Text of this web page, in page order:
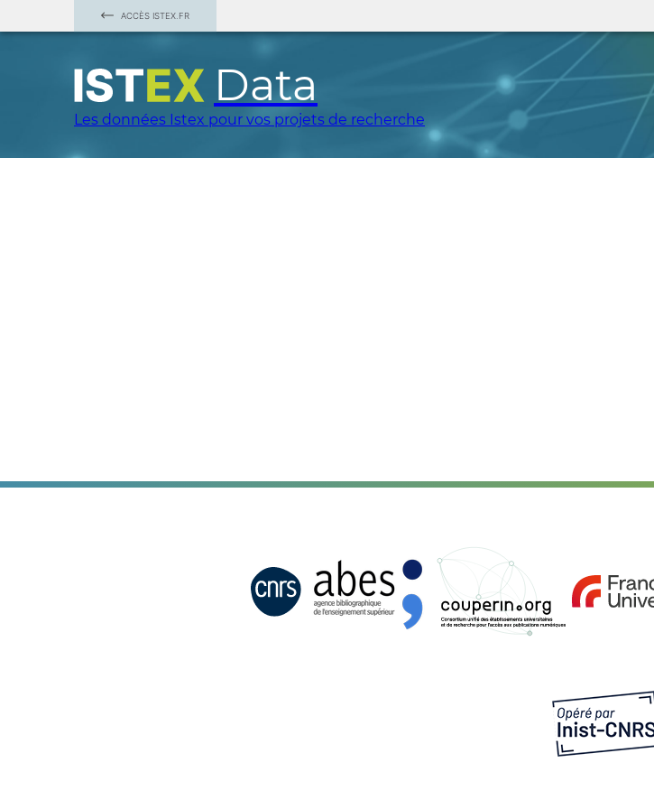
ACCÈS ISTEX.FR
Data
Les données Istex pour vos projets de recherche